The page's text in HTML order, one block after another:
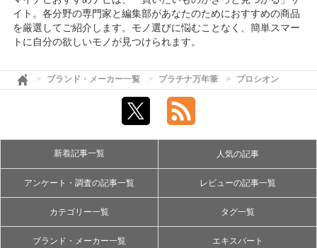
イト。各分野の専門家と編集部があなたのためにおすすめの商品
を厳選してご紹介します。モノ選びに悩むことなく、簡単スマー
トに自分の欲しいモノが見つけられます。
ブランド・メーカー一覧 プラチナ万年筆 プロシオン
新着記事一覧 人気の記事
アンケート・調査の記事一覧 レビューの記事一覧
カテゴリー一覧 タグ一覧
ブランド・メーカー一覧 エキスパート